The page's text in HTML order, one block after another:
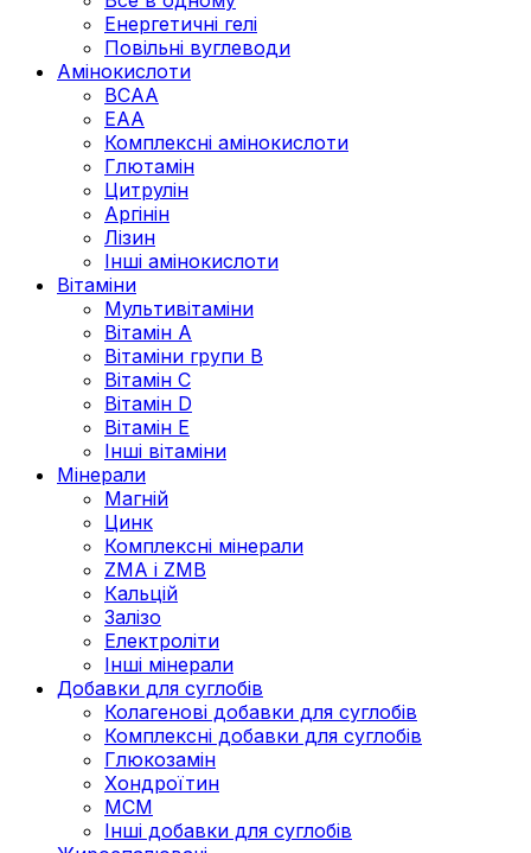
Енергетичні гелі
Повільні вуглеводи
Амінокислоти
BCAA
EAA
Комплексні амінокислоти
Глютамін
Цитрулін
Аргінін
Лізин
Інші амінокислоти
Вітаміни
Мультивітаміни
Вітамін А
Вітаміни групи В
Вітамін C
Вітамін D
Вітамін Е
Інші вітаміни
Мінерали
Магній
Цинк
Комплексні мінерали
ZMA і ZMB
Кальцій
Залізо
Електроліти
Інші мінерали
Добавки для суглобів
Колагенові добавки для суглобів
Комплексні добавки для суглобів
Глюкозамін
Хондроїтин
МСМ
Інші добавки для суглобів